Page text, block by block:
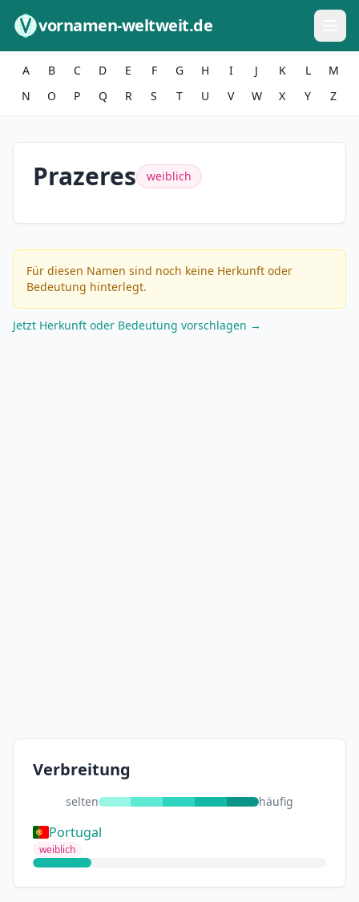
vornamen-weltweit.de
A B C D E F G H I J K L
M
N
O P Q R S T U V W X Y Z
Prazeres weiblich
Für diesen Namen sind noch keine Herkunft oder
Bedeutung hinterlegt.
Jetzt Herkunft oder Bedeutung vorschlagen →
Verbreitung
selten häufig
Portugal
weiblich